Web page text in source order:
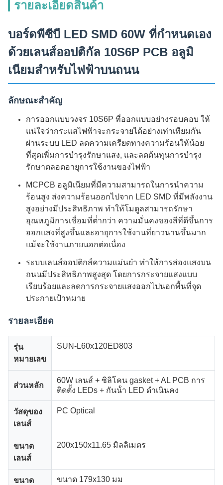
รายละเอียดสินค้า
บอร์ดพีซีบี LED SMD 60W ที่กําหนดเอง
ด้วยเลนส์ออปติกัล 10S6P PCB อลูมิ
เนียมสําหรับไฟฟ้าบนถนน
ลักษณะสําคัญ
การออกแบบวงจร 10S6P ที่ออกแบบอย่างรอบคอบ ให้
แน่ใจว่ากระแสไฟฟ้าจะกระจายได้อย่างเท่าเทียมกัน
ผ่านระบบ LED ลดความเครียดทางความร้อนให้น้อย
ที่สุดเพิ่มการบํารุงรักษาแสง, และลดต้นทุนการบํารุง
รักษาตลอดอายุการใช้งานของไฟฟ้า
MCPCB อลูมิเนียมที่มีความสามารถในการนําความ
ร้อนสูง ส่งความร้อนออกไปจาก LED SMD ที่มีพลังงาน
สูงอย่างมีประสิทธิภาพ ทําให้โมดูลสามารถรักษา
อุณหภูมิการเชื่อมที่ต่ํากว่า ความมั่นคงของสีที่ดีขึ้นการ
ออกแสงที่สูงขึ้นและอายุการใช้งานที่ยาวนานขึ้นมาก
แม้จะใช้งานภายนอกต่อเนื่อง
ระบบเลนส์ออปติกส์ความแม่นยํา ทําให้การส่องแสงบน
ถนนมีประสิทธิภาพสูงสุด โดยการกระจายแสงแบบ
เรียบร้อยและลดการกระจายแสงออกไปนอกพื้นที่จุด
ประกายเป้าหมาย
รายละเอียด
รุ่น
หมายเลข
SUN-L60x120ED803
ส่วนหลัก
60W เลนส์ + ซิลิโคน gasket + AL PCB การ
ติดตั้ง LEDs + กันน้ํา LED ดําเนินคง
วัสดุของ
เลนส์
PC Optical
ขนาด
เลนส์
200x150x11.65 มิลลิเมตร
ขนาด
ขนาด 179x130 มม